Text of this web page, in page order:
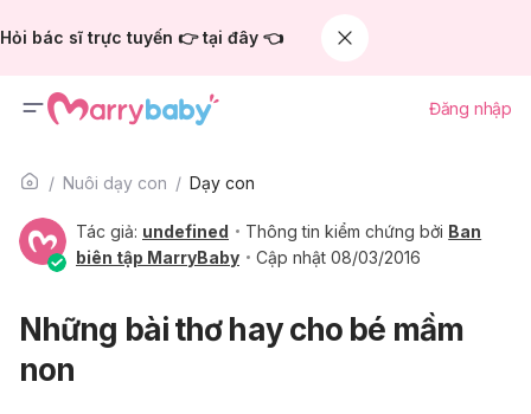
Hỏi bác sĩ trực tuyến 👉 tại đây 👈
Đăng nhập
Nuôi dạy con Dạy con
Tác giả: undefined Thông tin kiểm chứng bởi Ban
biên tập MarryBaby
Cập nhật 08/03/2016
Những bài thơ hay cho bé mầm
non